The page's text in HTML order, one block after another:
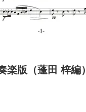
版（蓬田 梓編）